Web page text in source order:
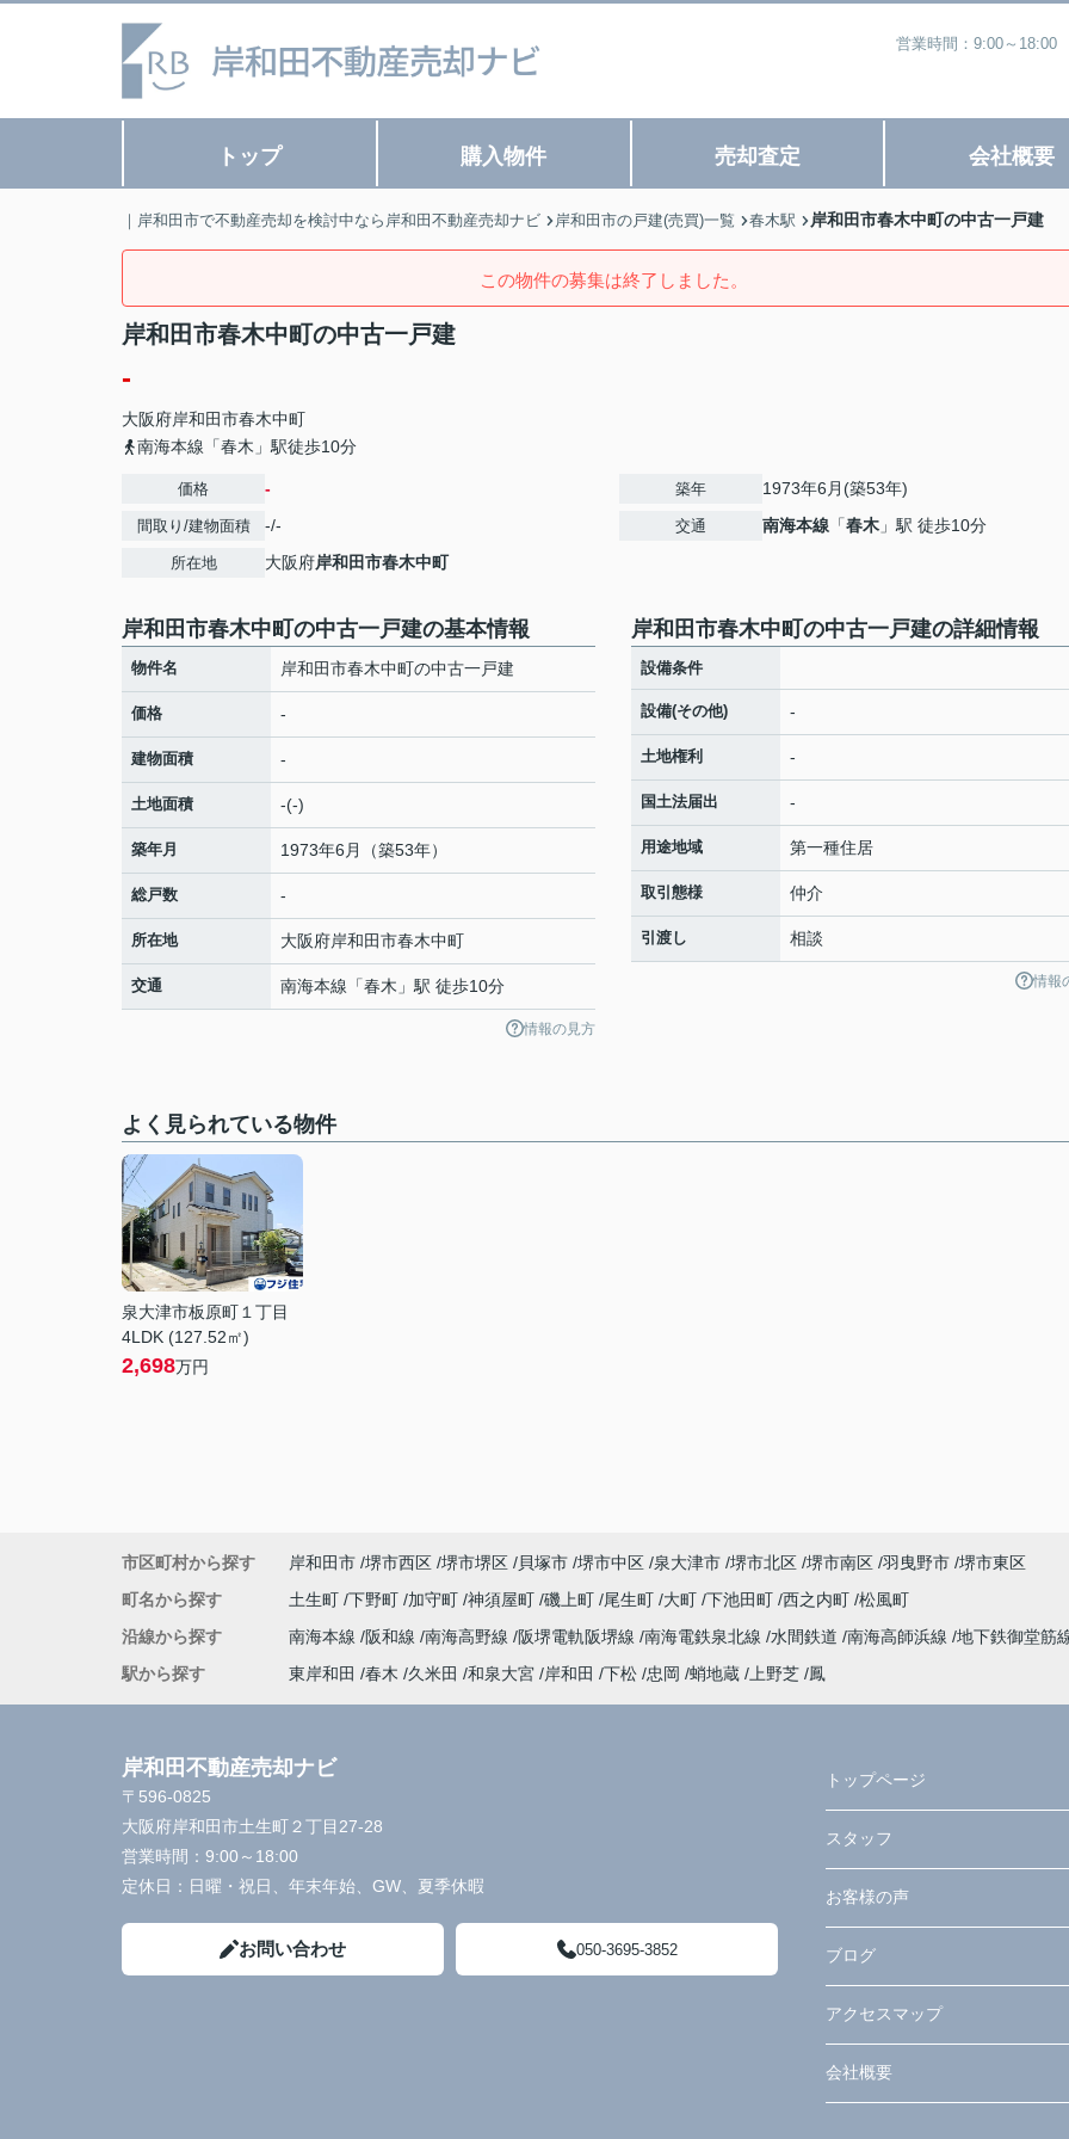
営業時間：9:00～18:00
トップ 購入物件 売却査定 会社概要
｜岸和田市で不動産売却を検討中なら岸和田不動産売却ナビ 岸和田市の戸建(売買)一覧 春木駅 岸和田市春木中町の中古一戸建
この物件の募集は終了しました。
岸和田市春木中町の中古一戸建
-
大阪府岸和田市春木中町
南海本線「春木」駅徒歩10分
価格 -
間取り/建物面積 -/-
所在地 大阪府岸和田市春木中町
築年 1973年6月(築53年)
交通 南海本線 「春木 」駅 徒歩10分
岸和田市春木中町の中古一戸建の基本情報
物件名 岸和田市春木中町の中古一戸建
価格 -
建物面積 -
土地面積 -(-)
築年月 1973年6月（築53年）
総戸数 -
所在地 大阪府岸和田市春木中町
交通 南海本線 「春木 」駅 徒歩10分
情報の見方
岸和田市春木中町の中古一戸建の詳細情報
設備条件
設備(その他) -
土地権利 -
国土法届出 -
用途地域 第一種住居
取引態様 仲介
引渡し 相談
情報
よく見られている物件
泉大津市板原町１丁目
4LDK (127.52㎡)
2,698万円
市区町村から探す 岸和田市 堺市西区 堺市堺区 貝塚市 堺市中区 泉大津市 堺市北区 堺市南区 羽曳野市 堺市東区
町名から探す
土生町 下野町 加守町 神須屋町 磯上町 尾生町 大町 下池田町 西之内町 松風町
沿線から探す
南海本線 阪和線 南海高野線 阪堺電軌阪堺線 南海電鉄泉北線 水間鉄道 南海高師浜線 地下鉄御堂筋
駅から探す
東岸和田 春木 久米田 和泉大宮 岸和田 下松 忠岡 蛸地蔵 上野芝 鳳
岸和田不動産売却ナビ
〒596-0825
大阪府岸和田市土生町２丁目27-28
営業時間： 9:00～18:00
定休日： 日曜・祝日、年末年始、GW、夏季休暇
お問い合わせ 050-3695-3852
トップページ
スタッフ
お客様の声
ブログ
アクセスマップ
会社概要